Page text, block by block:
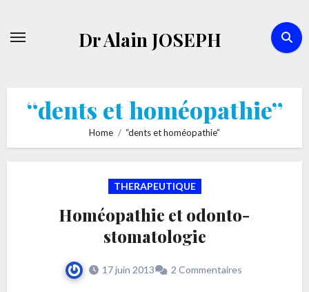
Dr Alain JOSEPH
“dents et homéopathie”
Home “dents et homéopathie”
THERAPEUTIQUE
Homéopathie et odonto-
stomatologie
17 juin 2013 2 Commentaires